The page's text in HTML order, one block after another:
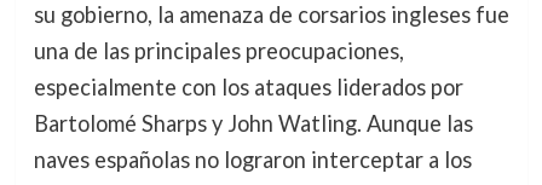
su gobierno, la amenaza de corsarios ingleses fue
una de las principales preocupaciones,
especialmente con los ataques liderados por
Bartolomé Sharps y John Watling. Aunque las
naves españolas no lograron interceptar a los